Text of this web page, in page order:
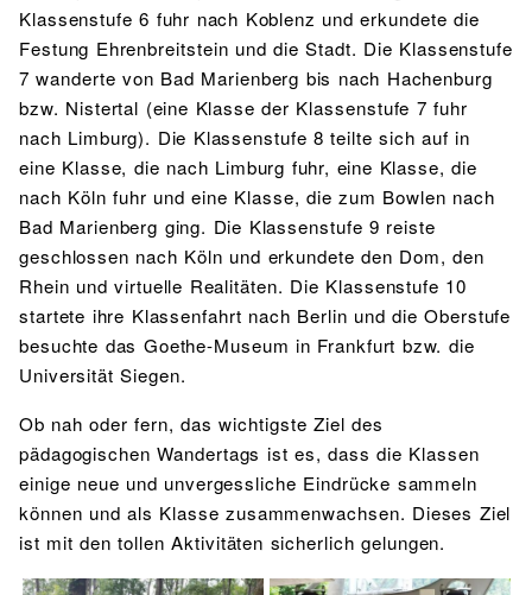
Klassenstufe 6 fuhr nach Koblenz und erkundete die
Festung Ehrenbreitstein und die Stadt. Die Klassenstufe
7 wanderte von Bad Marienberg bis nach Hachenburg
bzw. Nistertal (eine Klasse der Klassenstufe 7 fuhr
nach Limburg). Die Klassenstufe 8 teilte sich auf in
eine Klasse, die nach Limburg fuhr, eine Klasse, die
nach Köln fuhr und eine Klasse, die zum Bowlen nach
Bad Marienberg ging. Die Klassenstufe 9 reiste
geschlossen nach Köln und erkundete den Dom, den
Rhein und virtuelle Realitäten. Die Klassenstufe 10
startete ihre Klassenfahrt nach Berlin und die Oberstufe
besuchte das Goethe-Museum in Frankfurt bzw. die
Universität Siegen.
Ob nah oder fern, das wichtigste Ziel des
pädagogischen Wandertags ist es, dass die Klassen
einige neue und unvergessliche Eindrücke sammeln
können und als Klasse zusammenwachsen. Dieses Ziel
ist mit den tollen Aktivitäten sicherlich gelungen.